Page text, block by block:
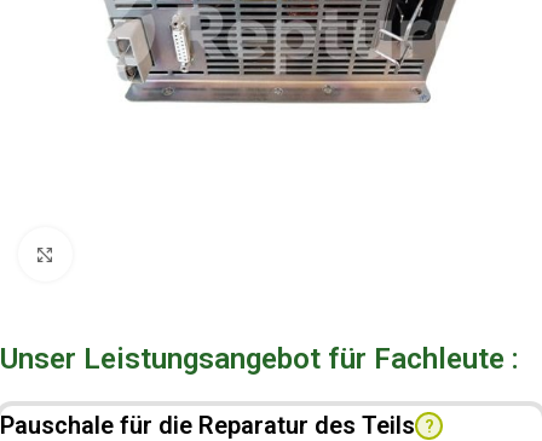
Unser Leistungsangebot für Fachleute :
Pauschale für die Reparatur des Teils ?